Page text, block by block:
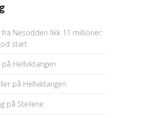
Nesodden fikk 11 millioner:
start
på Hellviktangen
på Hellviktangen
på Steilene